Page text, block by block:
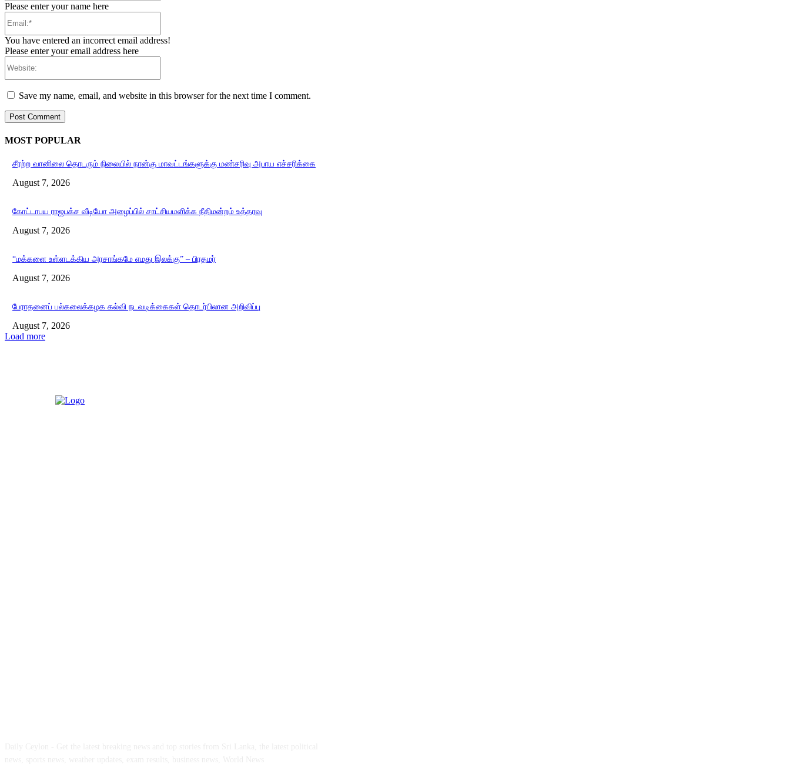
Please enter your name here
You have entered an incorrect email address!
Please enter your email address here
Save my name, email, and website in this browser for the next time I comment.
MOST POPULAR
சீரற்ற வானிலை தொடரும் நிலையில் நான்கு மாவட்டங்களுக்கு மண்சரிவு அபாய எச்சரிக்கை
August 7, 2026
கோட்டாபய ராஜபக்ச வீடியோ அழைப்பில் சாட்சியமளிக்க நீதிமன்றம் உத்தரவு
August 7, 2026
“மக்களை உள்ளடக்கிய அரசாங்கமே எமது இலக்கு” – பிரதமர்
August 7, 2026
பேராதனைப் பல்கலைக்கழக கல்வி நடவடிக்கைகள் தொடர்பிலான அறிவிப்பு
August 7, 2026
Load more